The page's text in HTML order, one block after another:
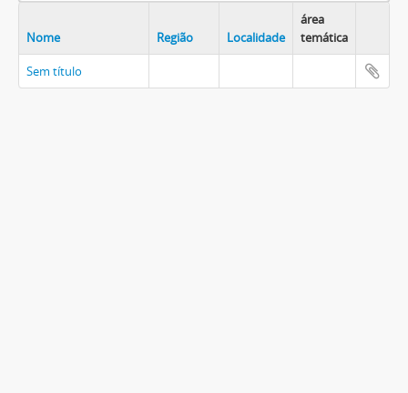
Nome Região Localidade
área
temática
Sem título